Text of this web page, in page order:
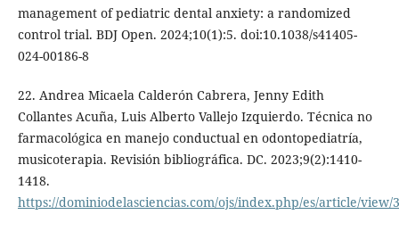
management of pediatric dental anxiety: a randomized
control trial. BDJ Open. 2024;10(1):5. doi:10.1038/s41405-
024-00186-8
22. Andrea Micaela Calderón Cabrera, Jenny Edith
Collantes Acuña, Luis Alberto Vallejo Izquierdo. Técnica no
farmacológica en manejo conductual en odontopediatría,
musicoterapia. Revisión bibliográfica. DC. 2023;9(2):1410-
1418.
https://dominiodelasciencias.com/ojs/index.php/es/article/view/